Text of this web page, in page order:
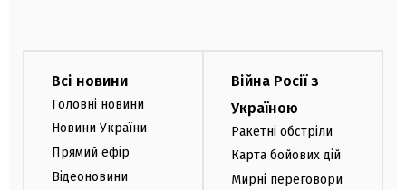
Всі новини
Головні новини
Новини України
Прямий ефір
Відеоновини
Війна Росії з
Україною
Ракетні обстріли
Карта бойових дій
Мирні переговори